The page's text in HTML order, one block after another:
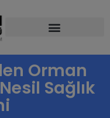
Orman
Sağlık